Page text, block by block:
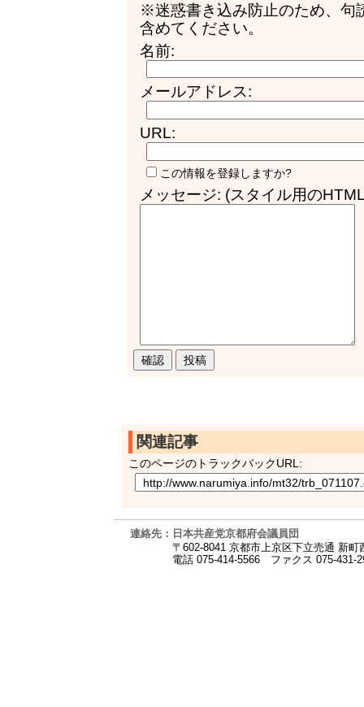
※迷惑書き込み防止のため、句
含めてください。
名前:
メールアドレス:
URL:
この情報を登録しますか?
メッセージ: (スタイル用の
関連記事
このページのトラックバックURL:
連絡先：日本共産党京都府会議員団
〒602-8041 京都市上京区下立売通 新町
電話 075-414-5566
ファクス 075-431-